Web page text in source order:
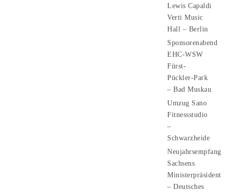
Lewis Capaldi
Verti Music
Hall – Berlin
Sponsorenabend
EHC-WSW
Fürst-
Pückler-Park
– Bad Muskau
Umzug Sano
Fitnessstudio
–
Schwarzheide
Neujahrsempfang
Sachsens
Ministerpräsident
– Deutsches